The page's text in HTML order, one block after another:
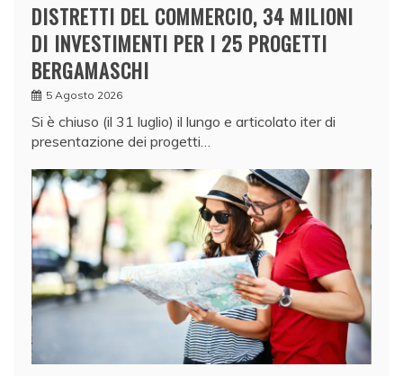
DISTRETTI DEL COMMERCIO, 34 MILIONI
DI INVESTIMENTI PER I 25 PROGETTI
BERGAMASCHI
5 Agosto 2026
Si è chiuso (il 31 luglio) il lungo e articolato iter di
presentazione dei progetti…